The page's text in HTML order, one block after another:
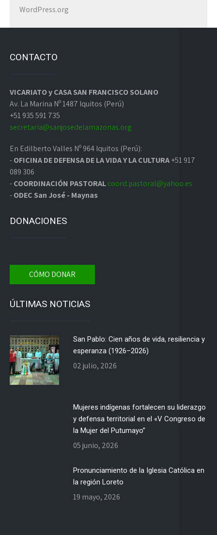
WordPress.org
CONTACTO
VICARIATO y CASA SAN FRANCISCO SOLANO
Av. La Marina Nº 1487 Iquitos (Perú)
+51 935 591 735
secretaria@sanjosedelamazonas.org
En Edilberto Valles Nº 964 Iquitos (Perú):
-OFICINA DE DEFENSA DE LA VIDA Y LA CULTURA+51 917
089 306
-COORDINACIÓN PASTORALcoord.pastoral@yahoo.es
-ODEC San José - Maynas
DONACIONES
CÓMO DONAR
ÚLTIMAS NOTICIAS
San Pablo: Cien años de vida, resiliencia y
esperanza (1926–2026)
02 julio, 2026
Mujeres indígenas fortalecen su liderazgo
y defensa territorial en el «V Congreso de
la Mujer del Putumayo”
05 junio, 2026
Pronunciamiento de la Iglesia Católica en
la región Loreto
19 mayo, 2026